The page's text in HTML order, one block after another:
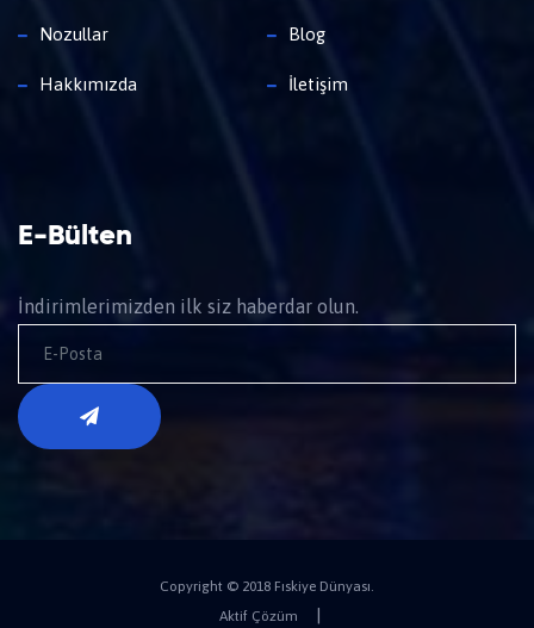
Nozullar Blog
Hakkımızda İletişim
E-Bülten
İndirimlerimizden ilk siz haberdar olun.
Copyright © 2018 Fıskiye Dünyası.
Aktif Çözüm
|